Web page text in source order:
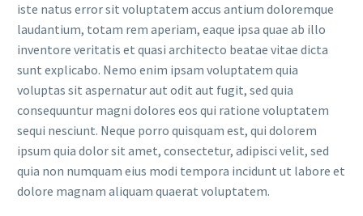
iste natus error sit voluptatem accus antium doloremque
laudantium, totam rem aperiam, eaque ipsa quae ab illo
inventore veritatis et quasi architecto beatae vitae dicta
sunt explicabo. Nemo enim ipsam voluptatem quia
voluptas sit aspernatur aut odit aut fugit, sed quia
consequuntur magni dolores eos qui ratione voluptatem
sequi nesciunt. Neque porro quisquam est, qui dolorem
ipsum quia dolor sit amet, consectetur, adipisci velit, sed
quia non numquam eius modi tempora incidunt ut labore et
dolore magnam aliquam quaerat voluptatem.